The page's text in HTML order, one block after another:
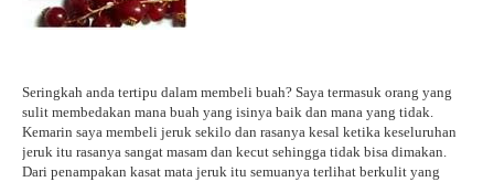
Seringkah anda tertipu dalam membeli buah? Saya termasuk orang yang
sulit membedakan mana buah yang isinya baik dan mana yang tidak.
Kemarin saya membeli jeruk sekilo dan rasanya kesal ketika keseluruhan
jeruk itu rasanya sangat masam dan kecut sehingga tidak bisa dimakan.
Dari penampakan kasat mata jeruk itu semuanya terlihat berkulit yang